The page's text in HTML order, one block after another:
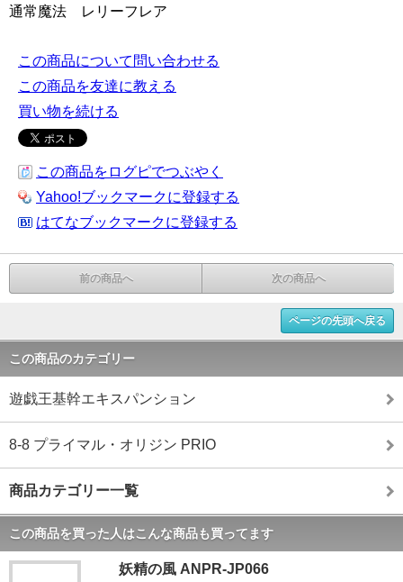
通常魔法 レリーフレア
この商品について問い合わせる
この商品を友達に教える
買い物を続ける
この商品をログピでつぶやく
Yahoo!ブックマークに登録する
はてなブックマークに登録する
前の商品へ 次の商品へ
ページの先頭へ戻る
この商品のカテゴリー
遊戯王基幹エキスパンション
8-8 プライマル・オリジン PRIO
商品カテゴリー一覧
この商品を買った人はこんな商品も買ってます
妖精の風 ANPR-JP066